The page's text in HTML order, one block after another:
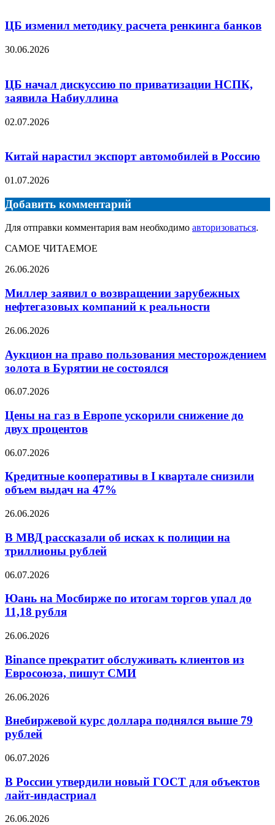
ЦБ изменил методику расчета ренкинга банков
30.06.2026
ЦБ начал дискуссию по приватизации НСПК,
заявила Набиуллина
02.07.2026
Китай нарастил экспорт автомобилей в Россию
01.07.2026
Добавить комментарий
Для отправки комментария вам необходимо авторизоваться.
САМОЕ ЧИТАЕМОЕ
Миллер
о
возвращении
зарубежных
компаний
реальности
26.06.2026
Миллер заявил о возвращении зарубежных
нефтегазовых компаний к реальности
Аукцион
право
пользования
месторождением
в
не
состоялся
26.06.2026
Аукцион на право пользования месторождением
золота в Бурятии не состоялся
Цены
газ
в
Европе
снижение
двух
процентов
06.07.2026
Цены на газ в Европе ускорили снижение до
двух процентов
Кредитные
в
квартале
объем
на
47%
06.07.2026
Кредитные кооперативы в I квартале снизили
объем выдач на 47%
В
рассказали
об
исках
полиции
триллионы
рублей
26.06.2026
В МВД рассказали об исках к полиции на
триллионы рублей
Юань
Мосбирже
по
итогам
упал
11,18
рубля
06.07.2026
Юань на Мосбирже по итогам торгов упал до
11,18 рубля
Binance
обслуживать
клиентов
из
пишут
26.06.2026
Binance прекратит обслуживать клиентов из
Евросоюза, пишут СМИ
Внебиржевой
доллара
поднялся
выше
рублей
26.06.2026
Внебиржевой курс доллара поднялся выше 79
рублей
В
утвердили
новый
ГОСТ
06.07.2026
В России утвердили новый ГОСТ для объектов
лайт-индастриал
Внебиржевой
26.06.2026